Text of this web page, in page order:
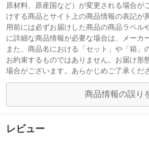
原材料、原産国など）が変更される場合が
けする商品とサイト上の商品情報の表記が
用前には必ずお届けした商品の商品ラベル
に詳細な商品情報が必要な場合は、メーカ
また、商品名における「セット」や「箱」
お約束するものではありません。お届け形
場合がございます。あらかじめご了承くだ
商品情報の誤り
レビュー